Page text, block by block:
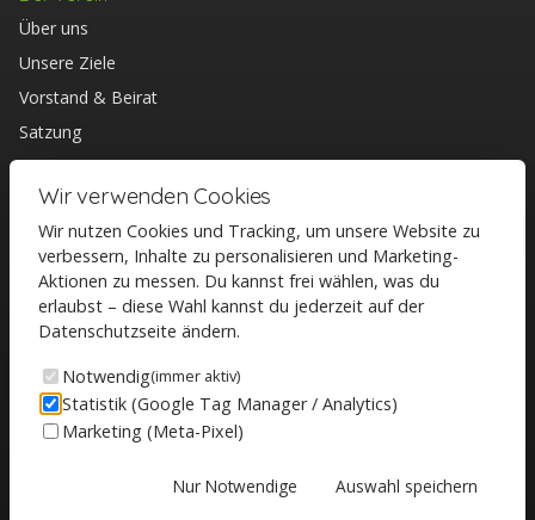
Über uns
Unsere Ziele
Vorstand & Beirat
Satzung
Mitglied werden
Aktuelles
Veranstaltungen
Kontakt
Kontakt
WIR für Lüdenscheid e.V.
58511 Lüdenscheid
Wir verwenden Cookies
Wir nutzen Cookies und Tracking, um unsere Website zu
verbessern, Inhalte zu personalisieren und Marketing-
Aktionen zu messen. Du kannst frei wählen, was du
erlaubst – diese Wahl kannst du jederzeit auf der
Datenschutzseite ändern.
Notwendig(immer aktiv)
Statistik (Google Tag Manager / Analytics)
Marketing (Meta-Pixel)
Nur Notwendige
Auswahl speichern